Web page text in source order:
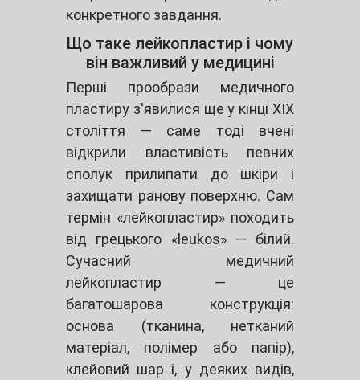
конкретного завдання.
Що таке лейкопластир і чому
він важливий у медицині
Перші прообрази медичного
пластиру з'явилися ще у кінці XIX
століття — саме тоді вчені
відкрили властивість певних
сполук прилипати до шкіри і
захищати ранову поверхню. Сам
термін «лейкопластир» походить
від грецького «leukos» — білий.
Сучасний медичний
лейкопластир — це
багатошарова конструкція:
основа (тканина, нетканий
матеріал, полімер або папір),
клейовий шар і, у деяких видів,